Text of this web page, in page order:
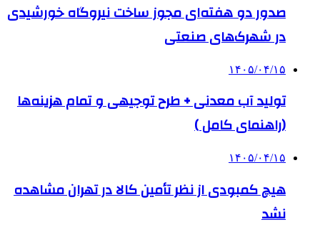
صدور دو هفته‌ای مجوز ساخت نیروگاه خورشیدی
در شهرک‌های صنعتی
۱۴۰۵/۰۴/۱۵
تولید آب معدنی + طرح توجیهی و تمام هزینه‌ها
(راهنمای کامل )
۱۴۰۵/۰۴/۱۵
هیچ کمبودی از نظر تأمین کالا در تهران مشاهده
نشد